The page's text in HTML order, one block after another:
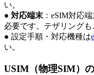
い。
● 対応端末 ：eSIM対応
必要です。テザリングも
● 設定手順・対応機種は
い。
USIM（物理SIM）